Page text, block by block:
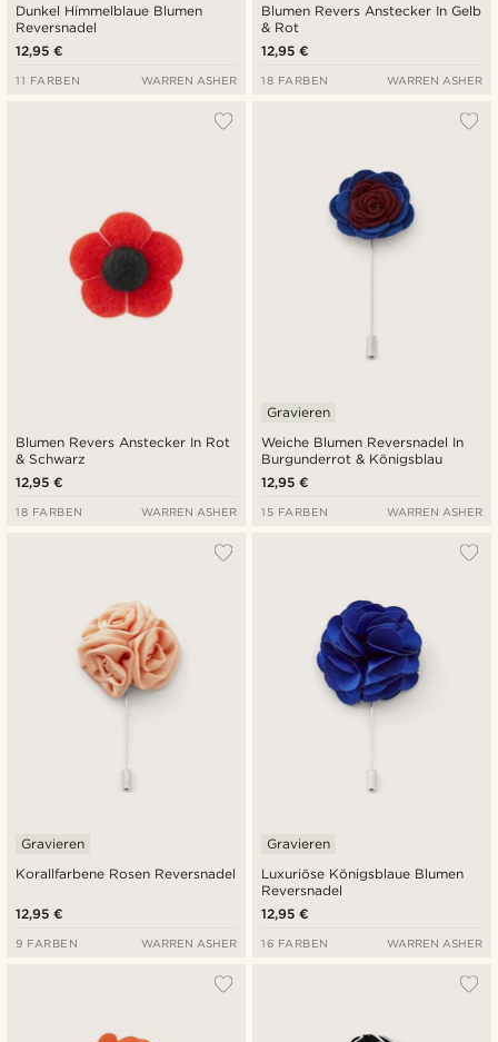
Dunkel Himmelblaue Blumen
Reversnadel
12,95 €
11 FARBEN WARREN ASHER
Blumen Revers Anstecker In Gelb
& Rot
12,95 €
18 FARBEN WARREN ASHER
Blumen Revers Anstecker In Rot
& Schwarz
12,95 €
18 FARBEN WARREN ASHER
Weiche Blumen Reversnadel In
Burgunderrot & Königsblau
Gravieren
12,95 €
15 FARBEN WARREN ASHER
Korallfarbene Rosen Reversnadel
Gravieren
12,95 €
9 FARBEN WARREN ASHER
Luxuriöse Königsblaue Blumen
Reversnadel
Gravieren
12,95 €
16 FARBEN WARREN ASHER